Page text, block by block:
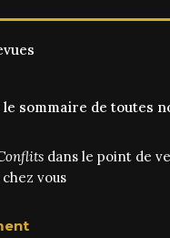
sommaire de toutes
dans le point de
vous